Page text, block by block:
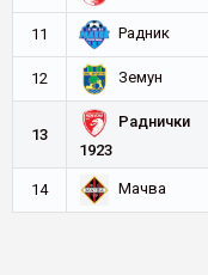
11 Радник
12 Земун
13
Раднички
1923
14 Мачва